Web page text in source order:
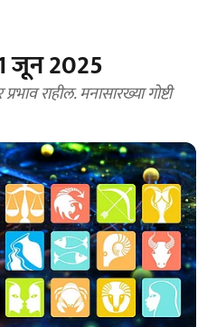
जून 2025
राहील. मनासारख्या गोष्टी